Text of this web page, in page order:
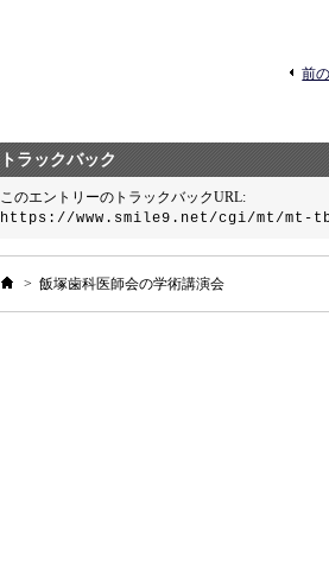
«
前
トラックバック
このエントリーのトラックバックURL:
https://www.smile9.net/cgi/mt/mt-
ホーム
> 飯塚歯科医師会の学術講演会